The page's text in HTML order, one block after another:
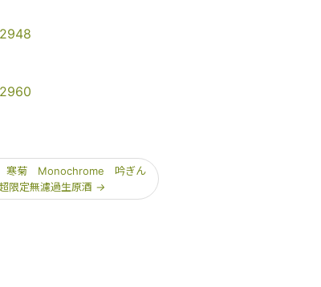
】寒菊 Monochrome 吟ぎん
限定無濾過生原酒 →